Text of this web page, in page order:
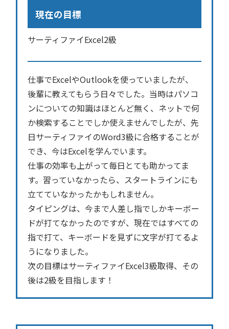
現在の目標
サーティファイExcel2級
仕事でExcelやOutlookを使っていましたが、
後輩に教えてもらう日々でした。当時はパソコ
ンについての知識はほとんど無く、ネットで何
か検索することでしか使えませんでしたが、先
日サーティファイのWord3級に合格することが
でき、今はExcelを学んでいます。
仕事の効率も上がって毎日とても助かってま
す。習っていなかったら、スタートラインにも
立てていなかったかもしれません。
タイピングは、今まで人差し指でしかキーボー
ドが打てなかったのですが、現在ではすべての
指で打て、キーボードを見ずに文字が打てるよ
うになりました。
次の目標はサーティファイExcel3級取得、その
後は2級を目指します！